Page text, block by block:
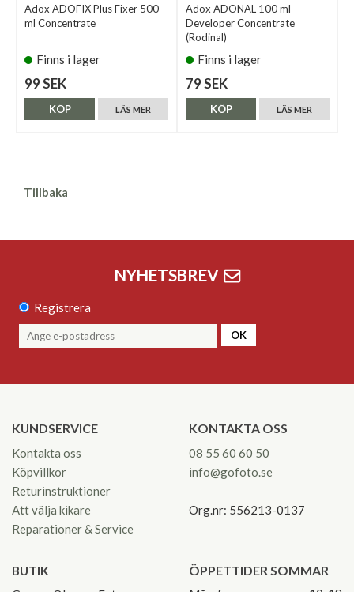
Adox ADOFIX Plus Fixer 500
ml Concentrate
Finns i lager
99 SEK
LÄS MER
KÖP
Adox ADONAL 100 ml
Developer Concentrate
(Rodinal)
Finns i lager
79 SEK
LÄS MER
KÖP
Tillbaka
NYHETSBREV
Registrera
OK
KUNDSERVICE
Kontakta oss
Köpvillkor
Returinstruktioner
Att välja kikare
Reparationer & Service
KONTAKTA OSS
08 55 60 60 50
info@gofoto.se
Org.nr: 556213-0137
BUTIK ÖPPETTIDER SOMMAR